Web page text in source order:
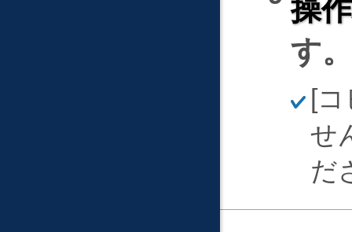
操
す。
ほ
く
コ
せ
だ